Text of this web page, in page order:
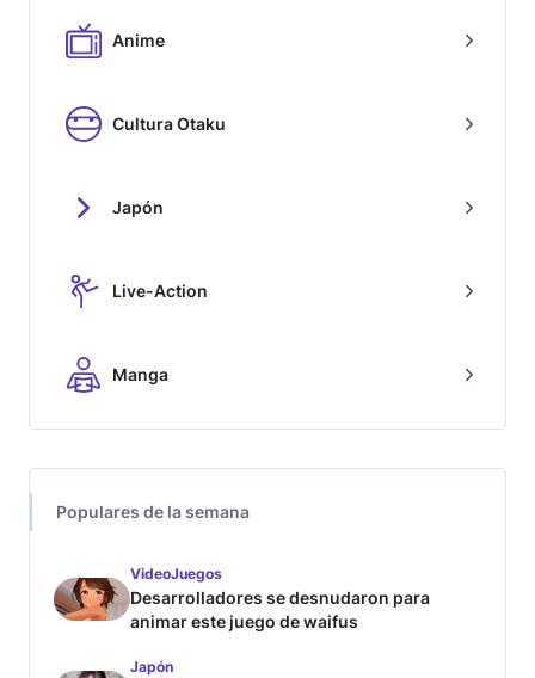
Anime
Cultura Otaku
Japón
Live-Action
Manga
Populares de la semana
VideoJuegos
Desarrolladores se desnudaron para
animar este juego de waifus
Japón